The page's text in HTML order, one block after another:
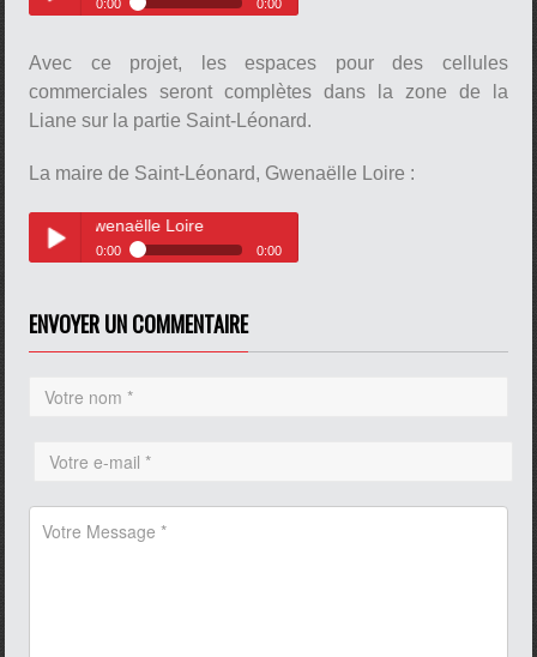
Play /
pause
0:00 0:00
Gwenaëlle Loire
Avec ce projet, les espaces pour des cellules
commerciales seront complètes dans la zone de la
Liane sur la partie Saint-Léonard.
La maire de Saint-Léonard, Gwenaëlle Loire :
Loire
0:00 0:00
ENVOYER UN COMMENTAIRE